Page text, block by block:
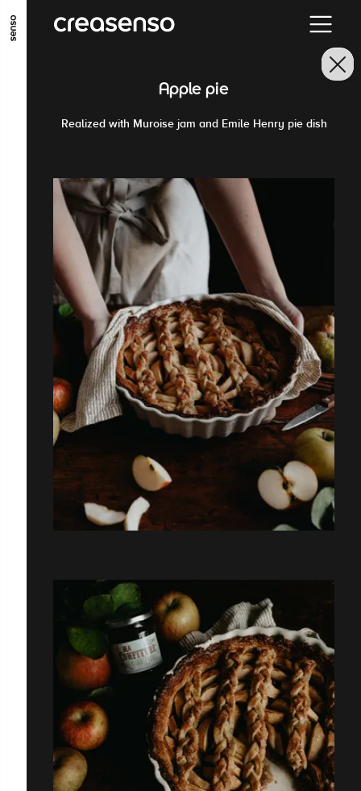
ALLER AU CONTENU PRINCIPAL
ALLER EN BAS DE PAGEApple pie
Realized with Muroise jam and Emile Henry pie dish